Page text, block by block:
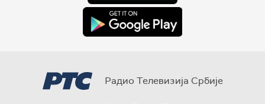
Радио Телевизија Србије